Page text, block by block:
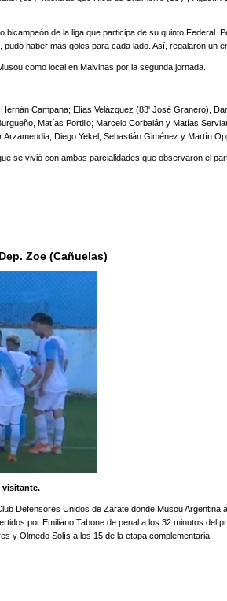
bicampeón de la liga que participa de su quinto Federal.
haber más goles para cada lado. Así, regalaron un
como local en Malvinas por la segunda jornada.
Campana; Elías Velázquez (83' José Granero),
Matías Portillo; Marcelo Corbalán y Matías
Diego Yekel, Sebastián Giménez y Martín
se vivió con ambas parcialidades que observaron el
Zoe (Cañuelas)
visitante.
Defensores Unidos de Zárate donde Musou Argentina
por Emiliano Tabone de penal a los 32 minutos del
y Olmedo Solís a los 15 de la etapa complementaria.